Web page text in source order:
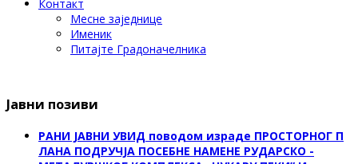
Контакт
Месне заједнице
Именик
Питајте Градоначелника
Јавни позиви
РАНИ ЈАВНИ УВИД поводом израде ПРОСТОРНОГ П
ЛАНА ПОДРУЧЈА ПОСЕБНЕ НАМЕНЕ РУДАРСКО -